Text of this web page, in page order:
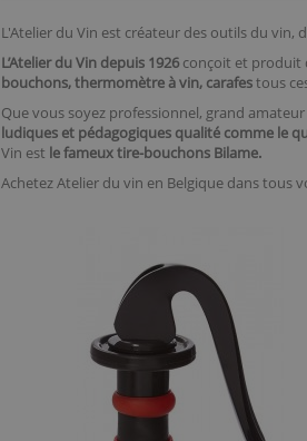
L'Atelier du Vin est créateur des outils du vin,
L’Atelier du Vin depuis 1926 conçoit et produit
bouchons, thermomètre à vin, carafestous
Que vous soyez professionnel, grand
ludiques et pédagogiques qualité comme le
Vin est le fameuxtire-bouchons Bilame.
Achetez Atelier du vin en Belgique dans tous